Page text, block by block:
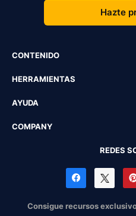
Hazte
CONTENIDO
HERRAMIENTAS
AYUDA
COMPANY
REDES
Consigue recursos